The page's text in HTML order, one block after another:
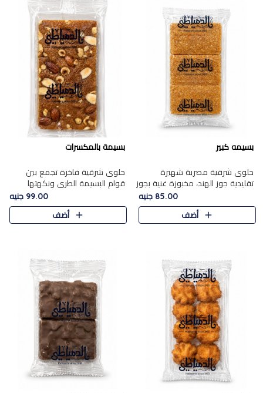
بسيمه كبير
حلوى شرقية مصرية شهيرة
تقليدية جوز الهند، مخبوزة غنية بجوز
الهند، بلمسه ذهبية وتتميز بقوامها
المرمل وطعمها اللذيذ الذي يشبه
البسبوسة. تُخبز..
85.00 جنيه
أضف
بسيمة بالمكسرات
حلوى شرقية فاخرة تجمع بين
قوام البسيمة الطري ونكهتها
الغنية، مزينة بتشكيلة مختارة من
اللوز والبندق والمكسرات الفاخرة.
مزيج متوازن من القوام ..
99.00 جنيه
أضف